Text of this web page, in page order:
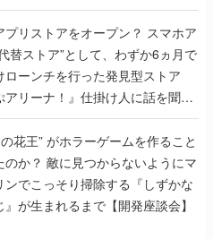
りをプロデューサーに聞いた
ストアをオープン？ スマホア
替ストア”として、わずか6ヵ月で
ローンチを行った発見型ストア
アリーナ！』仕掛け人に話を聞い
花王” がホラーゲームを作ること
からないようにマ
ンでこっそり掃除する『しずかな
』が生まれるまで【開発座談会】